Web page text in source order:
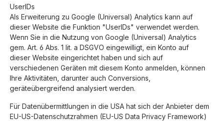
UserIDs
Als Erweiterung zu Google (Universal) Analytics kann auf
dieser Website die Funktion "UserIDs" verwendet werden.
Wenn Sie in die Nutzung von Google (Universal) Analytics
gem. Art. 6 Abs. 1 lit. a DSGVO eingewilligt, ein Konto auf
dieser Website eingerichtet haben und sich auf
verschiedenen Geräten mit diesem Konto anmelden, können
Ihre Aktivitäten, darunter auch Conversions,
geräteübergreifend analysiert werden.
Für Datenübermittlungen in die USA hat sich der Anbieter dem
EU-US-Datenschutzrahmen (EU-US Data Privacy Framework)